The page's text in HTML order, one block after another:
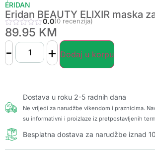
ÉRIDAN
Eridan BEAUTY ELIXIR maska
0.0(0 recenzija)
89.95 KM
- + Dodaj u korpu
Dostava u roku 2-5 radnih dana
Ne vrijedi za narudžbe vikendom i praznicima.
su informativni i proizlaze iz pretpostavljenih
Besplatna dostava za narudžbe iznad